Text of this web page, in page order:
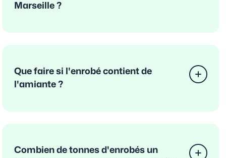
Marseille ?
Que faire si l'enrobé contient de
l'amiante ?
Combien de tonnes d'enrobés un